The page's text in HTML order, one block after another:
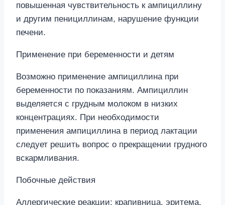
повышенная чувствительность к ампициллину
и другим пенициллинам, нарушение функции
печени.
Применение при беременности и детям
Возможно применение ампициллина при
беременности по показаниям. Ампициллин
выделяется с грудным молоком в низких
концентрациях. При необходимости
применения ампициллина в период лактации
следует решить вопрос о прекращении грудного
вскармливания.
Побочные действия
Аллергические реакции: крапивница, эритема,